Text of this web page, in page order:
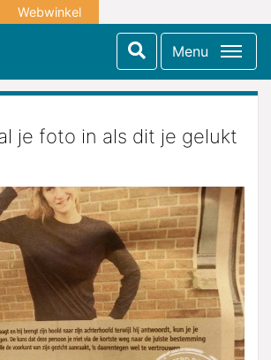
Webwinkel
Menu
je foto in als dit je gelukt